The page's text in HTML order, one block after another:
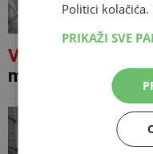
VIDEO
masovan pomor
Politici kolačića.
PRIKAŽI SVE